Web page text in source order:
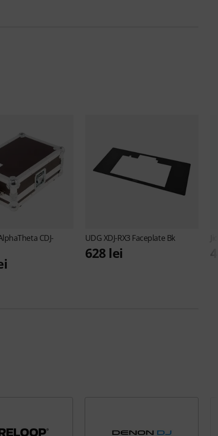
CDJ-
UDGXDJ-RX3 Faceplate Bk
628 lei